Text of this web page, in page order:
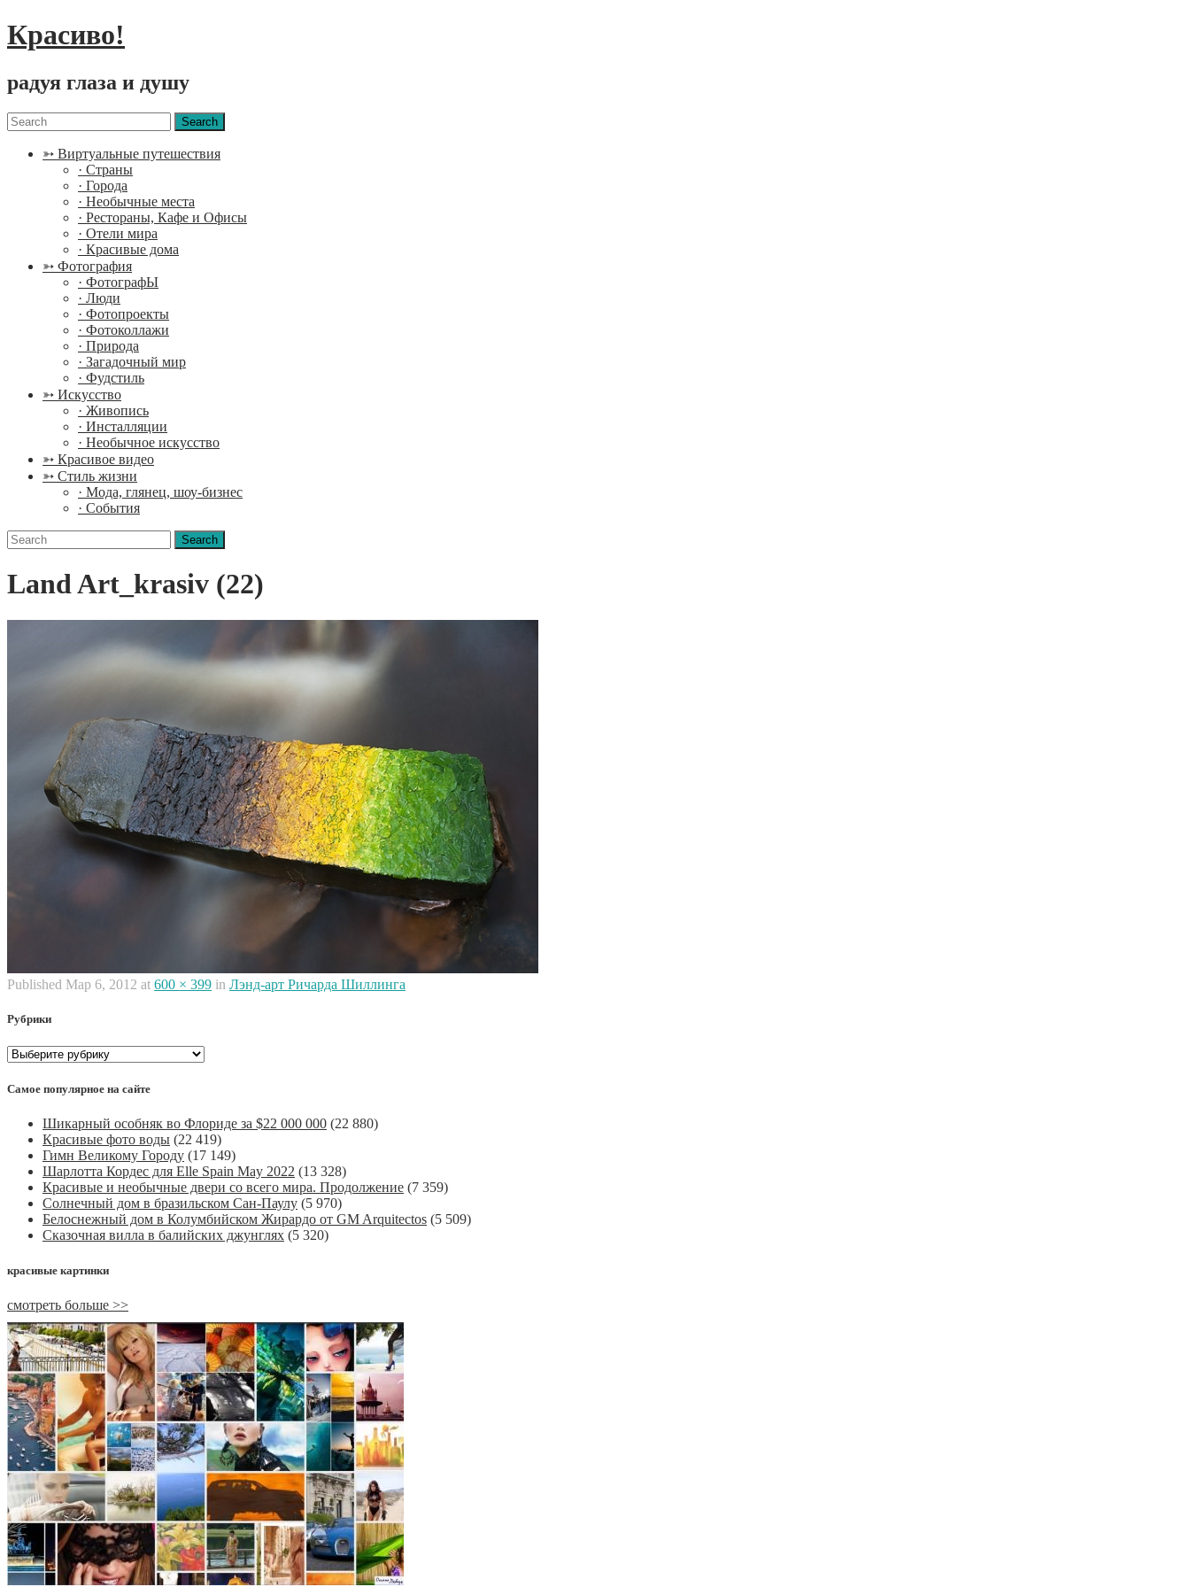
Красиво!
радуя глаза и душу
Menu
Search
for:
➳ Виртуальные путешествия
· Страны
· Города
· Необычные места
· Рестораны, Кафе и Офисы
· Отели мира
· Красивые дома
➳ Фотография
· ФотографЫ
· Люди
· Фотопроекты
· Фотоколлажи
· Природа
· Загадочный мир
· Фудстиль
➳ Искусство
· Живопись
· Инсталляции
· Необычное искусство
➳ Красивое видео
➳ Стиль жизни
· Мода, глянец, шоу-бизнес
· События
Search
for:
Land Art_krasiv (22)
Published Мар 6, 2012 at 600 × 399 in Лэнд-арт Ричарда Шиллинга
Рубрики
Рубрики
Самое популярное на сайте
Шикарный особняк во Флориде за $22 000 000 (22 880)
Красивые фото воды (22 419)
Гимн Великому Городу (17 149)
Шарлотта Кордес для Elle Spain May 2022 (13 328)
Красивые и необычные двери со всего мира. Продолжение (7 359)
Солнечный дом в бразильском Сан-Паулу (5 970)
Белоснежный дом в Колумбийском Жирардо от GM Arquitectos (5 509)
Сказочная вилла в балийских джунглях (5 320)
красивые картинки
смотреть больше >>